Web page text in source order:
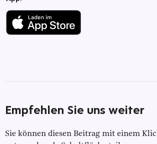
Empfehlen Sie uns weiter
Sie können diesen Beitrag mit einem